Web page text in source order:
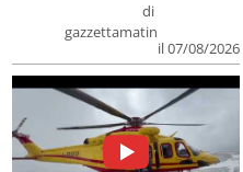
di
gazzettamatin
il 07/08/2026